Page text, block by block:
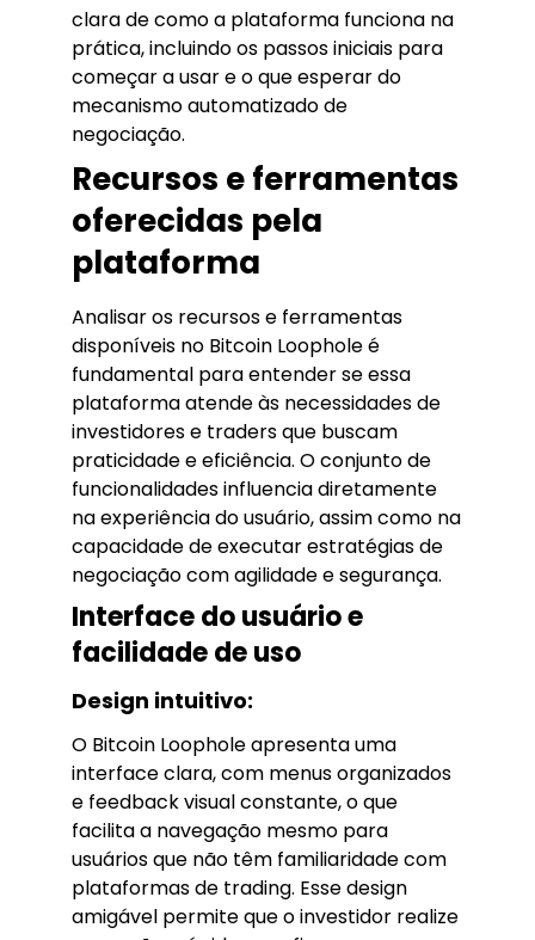
clara de como a plataforma funciona na
prática, incluindo os passos iniciais para
começar a usar e o que esperar do
mecanismo automatizado de
negociação.
Recursos e ferramentas
oferecidas pela
plataforma
Analisar os recursos e ferramentas
disponíveis no Bitcoin Loophole é
fundamental para entender se essa
plataforma atende às necessidades de
investidores e traders que buscam
praticidade e eficiência. O conjunto de
funcionalidades influencia diretamente
na experiência do usuário, assim como na
capacidade de executar estratégias de
negociação com agilidade e segurança.
Interface do usuário e
facilidade de uso
Design intuitivo:
O Bitcoin Loophole apresenta uma
interface clara, com menus organizados
e feedback visual constante, o que
facilita a navegação mesmo para
usuários que não têm familiaridade com
plataformas de trading. Esse design
amigável permite que o investidor realize